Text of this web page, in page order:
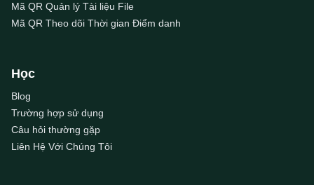
Mã QR Quản lý Tài liệu File
Mã QR Theo dõi Thời gian Điểm danh
Học
Blog
Trường hợp sử dụng
Câu hỏi thường gặp
Liên Hệ Với Chúng Tôi